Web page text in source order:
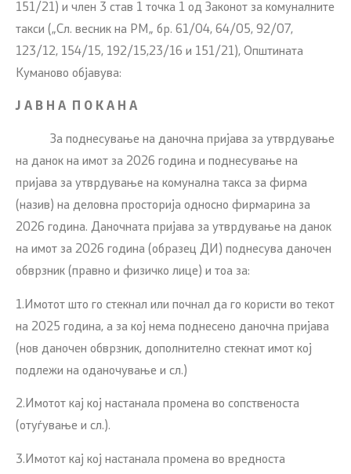
151/21) и член 3 став 1 точка 1 од Законот за комуналните
такси („Сл. весник на РМ„ бр. 61/04, 64/05, 92/07,
123/12, 154/15, 192/15,23/16 и 151/21), Општината
Куманово објавува:
Ј А В Н А П О К А Н А
За поднесување на даночна пријава за утврдување
на данок на имот за 2026 година и поднесување на
пријава за утврдување на комунална такса за фирма
(назив) на деловна просторија односно фирмарина за
2026 година. Даночната пријава за утврдување на данок
на имот за 2026 година (образец ДИ) поднесува даночен
обврзник (правно и физичко лице) и тоа за:
1.Имотот што го стекнал или почнал да го користи во текот
на 2025 година, а за кој нема поднесено даночна пријава
(нов даночен обврзник, дополнително стекнат имот кој
подлежи на оданочување и сл.)
2.Имотот кај кој настанала промена во сопственоста
(отуѓување и сл.).
3.Имотот кај кој настанала промена во вредноста